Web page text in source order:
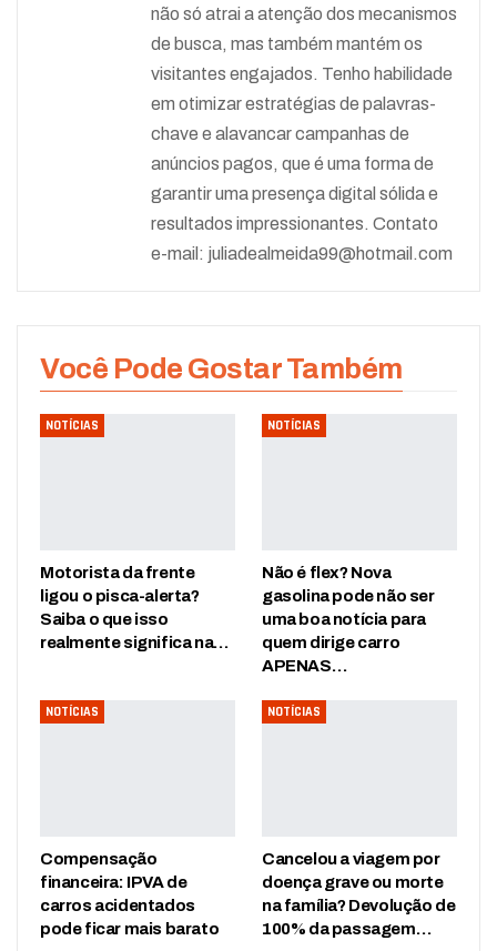
não só atrai a atenção dos mecanismos
de busca, mas também mantém os
visitantes engajados. Tenho habilidade
em otimizar estratégias de palavras-
chave e alavancar campanhas de
anúncios pagos, que é uma forma de
garantir uma presença digital sólida e
resultados impressionantes. Contato
e-mail: juliadealmeida99@hotmail.com
Você Pode Gostar Também
NOTÍCIAS
Motorista da frente
ligou o pisca-alerta?
Saiba o que isso
realmente significa na…
NOTÍCIAS
Não é flex? Nova
gasolina pode não ser
uma boa notícia para
quem dirige carro
APENAS…
NOTÍCIAS
Compensação
financeira: IPVA de
carros acidentados
pode ficar mais barato
NOTÍCIAS
Cancelou a viagem por
doença grave ou morte
na família? Devolução de
100% da passagem…